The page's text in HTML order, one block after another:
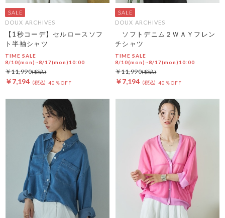
DOUX ARCHIVES
【1秒コーデ】セルロースソフ
ト半袖シャツ
TIME SALE
8/10(mon)~8/17(mon)10:00
￥7,194 40％OFF
￥11,990
DOUX ARCHIVES
ソフトデニム２ＷＡＹフレン
チシャツ
TIME SALE
8/10(mon)~8/17(mon)10:00
￥7,194 40％OFF
￥11,990